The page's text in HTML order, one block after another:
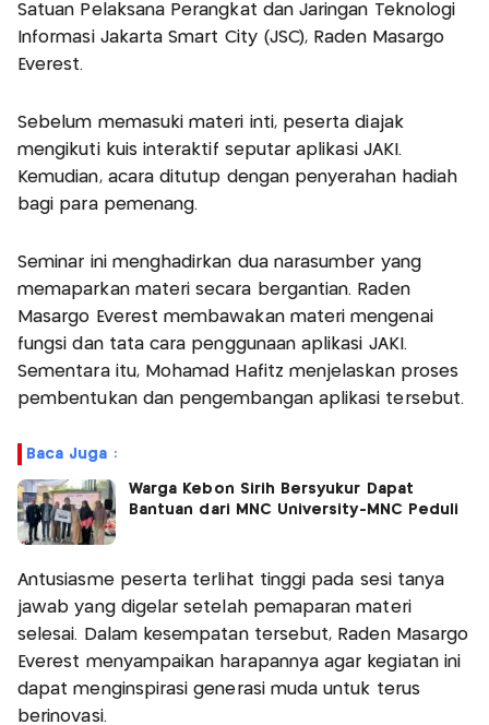
Satuan Pelaksana Perangkat dan Jaringan Teknologi
Informasi Jakarta Smart City (JSC), Raden Masargo
Everest.
Sebelum memasuki materi inti, peserta diajak
mengikuti kuis interaktif seputar aplikasi JAKI.
Kemudian, acara ditutup dengan penyerahan hadiah
bagi para pemenang.
Seminar ini menghadirkan dua narasumber yang
memaparkan materi secara bergantian. Raden
Masargo Everest membawakan materi mengenai
fungsi dan tata cara penggunaan aplikasi JAKI.
Sementara itu, Mohamad Hafitz menjelaskan proses
pembentukan dan pengembangan aplikasi tersebut.
Baca Juga :
Warga Kebon Sirih Bersyukur Dapat
Bantuan dari MNC University-MNC Peduli
Antusiasme peserta terlihat tinggi pada sesi tanya
jawab yang digelar setelah pemaparan materi
selesai. Dalam kesempatan tersebut, Raden Masargo
Everest menyampaikan harapannya agar kegiatan ini
dapat menginspirasi generasi muda untuk terus
berinovasi.